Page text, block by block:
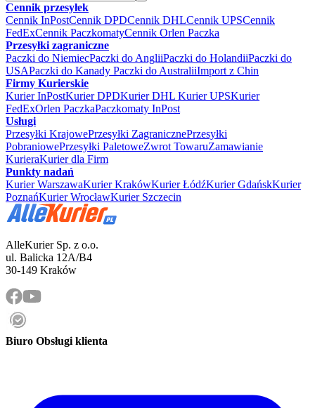
Cennik przesyłek
Cennik InPostCennik DPDCennik DHLCennik UPSCennik
FedExCennik PaczkomatyCennik Orlen Paczka
Przesyłki zagraniczne
Paczki do NiemiecPaczki do AngliiPaczki do HolandiiPaczki do
USAPaczki do Kanady Paczki do AustraliiImport z Chin
Firmy Kurierskie
Kurier InPostKurier DPDKurier DHL Kurier UPSKurier
FedExOrlen PaczkaPaczkomaty InPost
Usługi
Przesyłki KrajowePrzesyłki ZagranicznePrzesyłki
PobraniowePrzesyłki PaletoweZwrot TowaruZamawianie
KurieraKurier dla Firm
Punkty nadań
Kurier WarszawaKurier KrakówKurier ŁódźKurier GdańskKurier
PoznańKurier WrocławKurier Szczecin
AlleKurier Sp. z o.o.
ul. Balicka 12A/B4
30-149 Kraków
Biuro Obsługi klienta